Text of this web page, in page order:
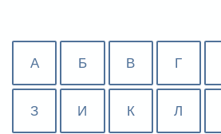
А Б В Г
З И К Л